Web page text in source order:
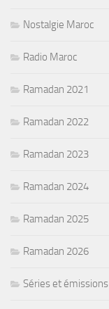
Nostalgie Maroc
Radio Maroc
Ramadan 2021
Ramadan 2022
Ramadan 2023
Ramadan 2024
Ramadan 2025
Ramadan 2026
Séries et émissions